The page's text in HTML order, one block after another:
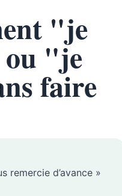
"je
ou "je
faire
remercie d’avance »